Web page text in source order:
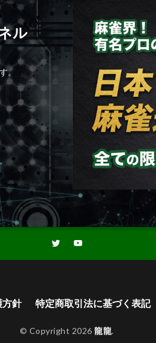
ル
。
方針 特定商取引法に基づく表記
© Copyright 2026 龍龍.